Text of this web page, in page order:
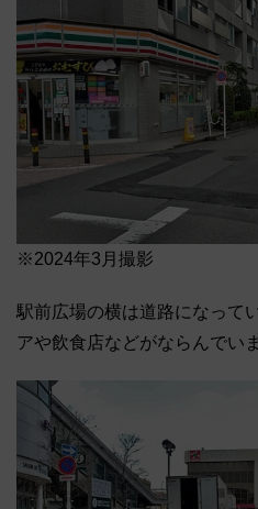
※2024年3月撮影
駅前広場の横は道路になって
アや飲食店などがならんでいま